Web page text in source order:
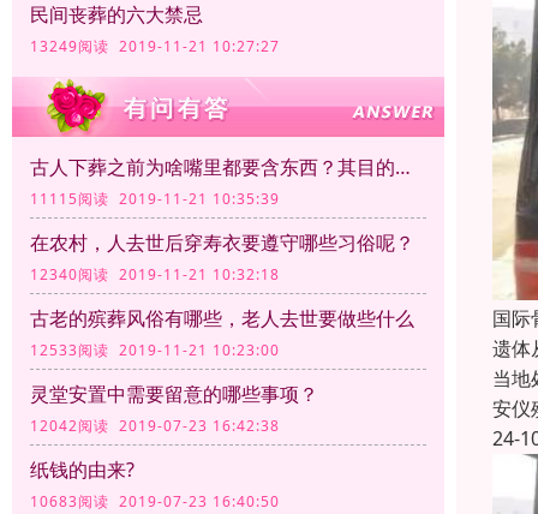
民间丧葬的六大禁忌
13249阅读 2019-11-21 10:27:27
古人下葬之前为啥嘴里都要含东西？其目的是什么？
11115阅读 2019-11-21 10:35:39
在农村，人去世后穿寿衣要遵守哪些习俗呢？
12340阅读 2019-11-21 10:32:18
古老的殡葬风俗有哪些，老人去世要做些什么
12533阅读 2019-11-21 10:23:00
灵堂安置中需要留意的哪些事项？
12042阅读 2019-07-23 16:42:38
纸钱的由来?
10683阅读 2019-07-23 16:40:50
国际
遗体
当地
安仪
24-